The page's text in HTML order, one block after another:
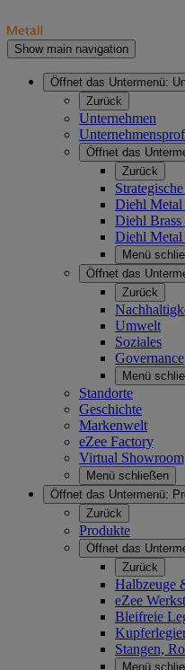
Show main navigation
Öffnet das Untermenü:
Zurück
Unternehmen
Öffnet das
Zurück
Diehl
Diehl Brass
Diehl Metal
Menü
Öffnet das
Zurück
Umwelt
Soziales
Governance
Menü
Standorte
Geschichte
Markenwelt
eZee Factory
Virtual Showroom
Menü schließen
Öffnet das Untermenü:
Zurück
Produkte
Öffnet das
Zurück
Halbzeuge
eZee
Bleifreie
Stangen,
Menü